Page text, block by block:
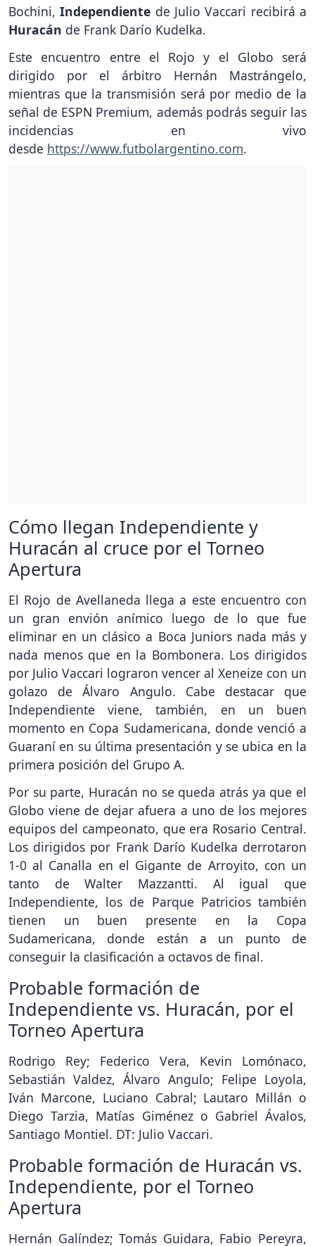
Bochini,Independiente de Julio Vaccari recibirá a
Huracán de Frank Darío Kudelka.
Este encuentro entre el Rojo y el Globo será
dirigido por el árbitro Hernán Mastrángelo,
mientras que la transmisión será por medio de la
señal de ESPN Premium, además podrás seguir las
incidencias en vivo
desde https://www.futbolargentino.com.
Cómo llegan Independiente y
Huracán al cruce por el Torneo
Apertura
El Rojo de Avellaneda llega a este encuentro con
un gran envión anímico luego de lo que fue
eliminar en un clásico a Boca Juniors nada más y
nada menos que en la Bombonera. Los dirigidos
por Julio Vaccari lograron vencer al Xeneize con un
golazo de Álvaro Angulo. Cabe destacar que
Independiente viene, también, en un buen
momento en Copa Sudamericana, donde venció a
Guaraní en su última presentación y se ubica en la
primera posición del Grupo A.
Por su parte, Huracán no se queda atrás ya que el
Globo viene de dejar afuera a uno de los mejores
equipos del campeonato, que era Rosario Central.
Los dirigidos por Frank Darío Kudelka derrotaron
1-0 al Canalla en el Gigante de Arroyito, con un
tanto de Walter Mazzantti. Al igual que
Independiente, los de Parque Patricios también
tienen un buen presente en la Copa
Sudamericana, donde están a un punto de
conseguir la clasificación a octavos de final.
Probable formación de
Independiente vs. Huracán, por el
Torneo Apertura
Rodrigo Rey; Federico Vera, Kevin Lomónaco,
Sebastián Valdez, Álvaro Angulo; Felipe Loyola,
Iván Marcone, Luciano Cabral; Lautaro Millán o
Diego Tarzia, Matías Giménez o Gabriel Ávalos,
Santiago Montiel. DT: Julio Vaccari.
Probable formación de Huracán vs.
Independiente, por el Torneo
Apertura
Hernán Galíndez; Tomás Guidara, Fabio Pereyra,